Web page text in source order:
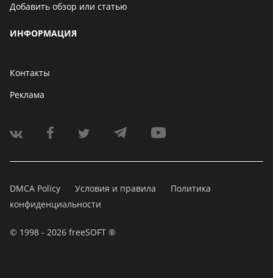
Добавить обзор или статью
ИНФОРМАЦИЯ
Контакты
Реклама
DMCA Policy Условия и правила
Политика
конфиденциальности
© 1998 - 2026 freeSOFT ®